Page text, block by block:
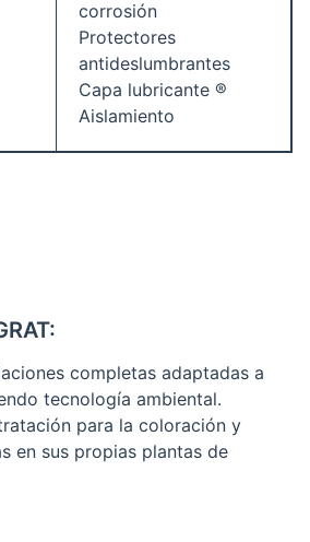
corrosión
Protectores
antideslumbrantes
Capa lubricante ®
Aislamiento
completas adaptadas a
tecnología ambiental.
para la coloración y
en sus propias plantas de